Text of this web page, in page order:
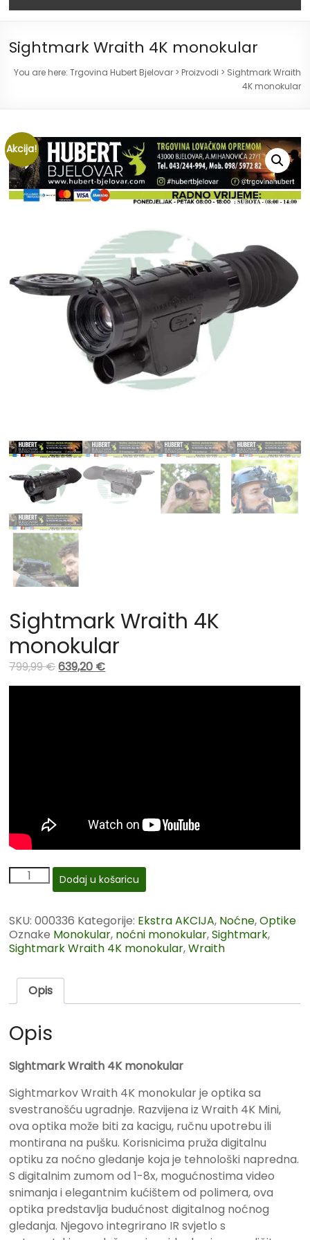
Sightmark Wraith 4K monokular
You are here: Trgovina Hubert Bjelovar> Proizvodi > Sightmark Wraith
4K monokular
Akcija!
Sightmark Wraith 4K
monokular
799,99€639,20 €
Dodaj u košaricu
SKU:000336 Kategorije: Ekstra AKCIJA, Noćne,Optike
Oznake Monokular, noćni monokular,Sightmark,
Sightmark Wraith 4K monokular,Wraith
Opis
Opis
Sightmark Wraith 4K monokular
Sightmarkov Wraith 4K monokular je optika sa
svestranošću ugradnje. Razvijena iz Wraith 4K Mini,
ova optika može biti za kacigu, ručnu upotrebu ili
montirana na pušku. Korisnicima pruža digitalnu
optiku za noćno gledanje koja je tehnološki napredna.
S digitalnim zumom od 1-8x, mogućnostima video
snimanja i elegantnim kućištem od polimera, ova
optika predstavlja budućnost digitalnog noćnog
gledanja. Njegovo integrirano IR svjetlo s